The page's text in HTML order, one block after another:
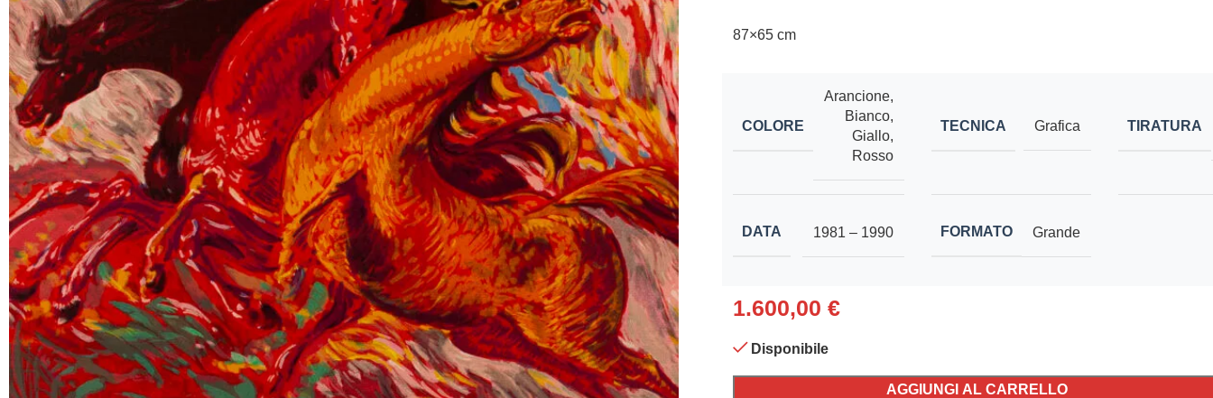
87×65 cm
COLORE
Arancione,
Bianco,
Giallo,
Rosso
TECNICA Grafica TIRATURA
DATA 1981 – 1990 FORMATO Grande
1.600,00 €
Disponibile
AGGIUNGI AL CARRELLO